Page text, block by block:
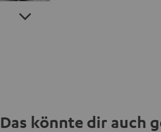
Das könnte dir auch